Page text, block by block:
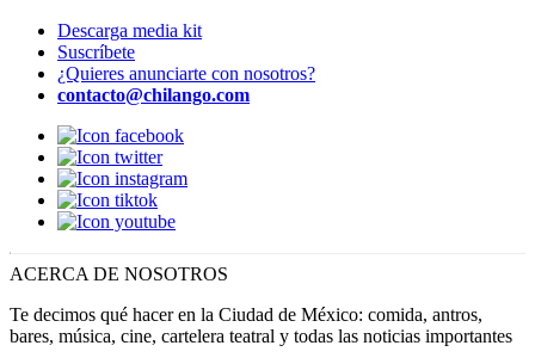
Descarga media kit
Suscríbete
¿Quieres anunciarte con nosotros?
contacto@chilango.com
ACERCA DE NOSOTROS
Te decimos qué hacer en la Ciudad de México: comida, antros,
bares, música, cine, cartelera teatral y todas las noticias importantes